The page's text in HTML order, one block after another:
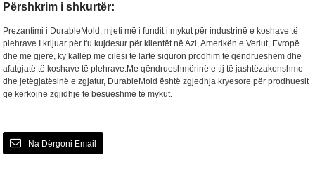
Përshkrim i shkurtër:
Prezantimi i DurableMold, mjeti më i fundit i mykut për industrinë e koshave të
plehrave.I krijuar për t'u kujdesur për klientët në Azi, Amerikën e Veriut, Evropë
dhe më gjerë, ky kallëp me cilësi të lartë siguron prodhim të qëndrueshëm dhe
afatgjatë të koshave të plehrave.Me qëndrueshmërinë e tij të jashtëzakonshme
dhe jetëgjatësinë e zgjatur, DurableMold është zgjedhja kryesore për prodhuesit
që kërkojnë zgjidhje të besueshme të mykut.
Na Dërgoni Email